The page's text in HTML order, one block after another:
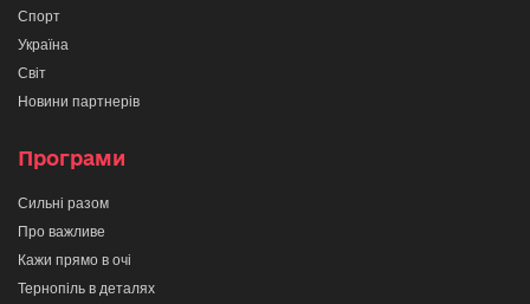
Спорт
Україна
Світ
Новини партнерів
Програми
Сильні разом
Про важливе
Кажи прямо в очі
Тернопіль в деталях